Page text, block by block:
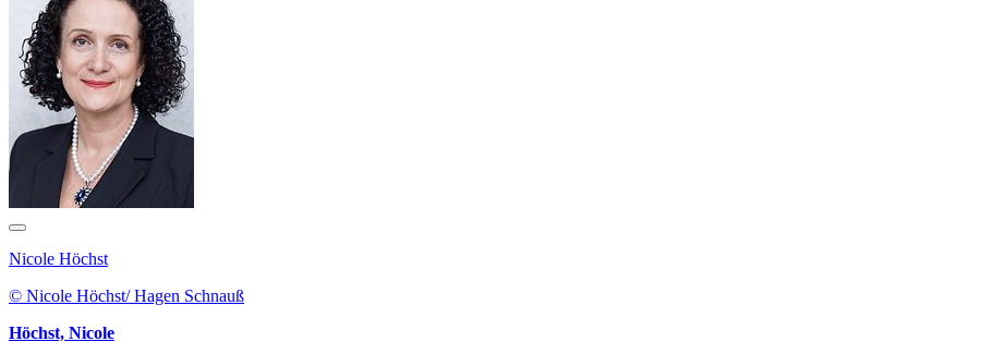
Nicole Höchst
© Nicole Höchst/ Hagen Schnauß
Höchst, Nicole